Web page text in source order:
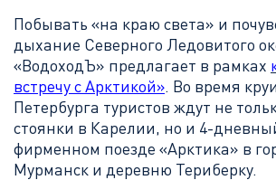
Побывать «на краю света» и
дыхание Северного Ледовитого
«ВодоходЪ» предлагает в рамках
встречу с Арктикой». Во время
Петербурга туристов ждут не
стоянки в Карелии, но и 4-
фирменном поезде «Арктика» в
Мурманск и деревню Териберку.